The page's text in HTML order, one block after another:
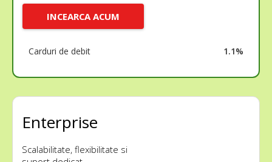
INCEARCA ACUM
Carduri de debit 1.1%
Enterprise
Scalabilitate, flexibilitate si